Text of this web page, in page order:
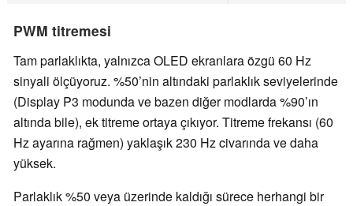
PWM titremesi
Tam parlaklıkta, yalnızca OLED ekranlara özgü 60 Hz
sinyali ölçüyoruz. %50’nin altındaki parlaklık seviyelerinde
(Display P3 modunda ve bazen diğer modlarda %90’ın
altında bile), ek titreme ortaya çıkıyor. Titreme frekansı (60
Hz ayarına rağmen) yaklaşık 230 Hz civarında ve daha
yüksek.
Parlaklık %50 veya üzerinde kaldığı sürece herhangi bir